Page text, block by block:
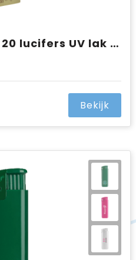
Luciferdoosje met 20 lucifers UV lak uitvoering met full colour opdruk
Bekijk